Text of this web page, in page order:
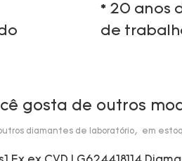
* 20 anos
de
gosta de outros
diamantes de laboratório, em